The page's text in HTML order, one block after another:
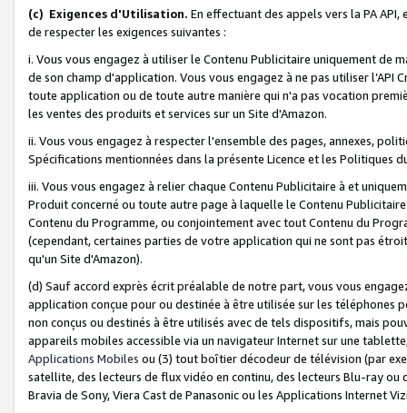
(c) Exigences d'Utilisation. En effectuant des appels vers la PA
de respecter les exigences suivantes :
i. Vous vous engagez à utiliser le Contenu Publicitaire uniquement de
de son champ d'application. Vous vous engagez à ne pas utiliser l’API
toute application ou de toute autre manière qui n'a pas vocation
les ventes des produits et services sur un Site d'Amazon.
ii. Vous vous engagez à respecter l'ensemble des pages, annexes,
Spécifications mentionnées dans la présente Licence et les Politiques
iii. Vous vous engagez à relier chaque Contenu Publicitaire à et
Produit concerné ou toute autre page à laquelle le Contenu
Contenu du Programme, ou conjointement avec tout Contenu du
(cependant, certaines parties de votre application qui ne sont pas
qu'un Site d'Amazon).
(d) Sauf accord exprès écrit préalable de notre part, vous vous
application conçue pour ou destinée à être utilisée sur les téléphones
non conçus ou destinés à être utilisés avec de tels dispositifs, mais
appareils mobiles accessible via un navigateur Internet sur une
Applications Mobiles ou (3) tout boîtier décodeur de télévision (par
satellite, des lecteurs de flux vidéo en continu, des lecteurs Blu-ray
Bravia de Sony, Viera Cast de Panasonic ou les Applications Internet